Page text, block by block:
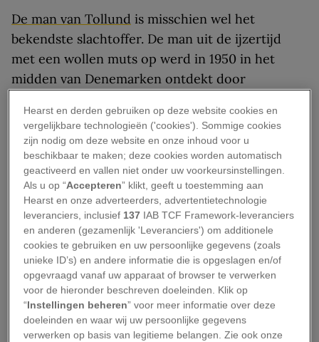
De man van Tollund is misschien wel het
bekendste slachtoffer. De man uit de ijzertijd
met een wollen muts op werd in 1950 in het
midden van Denemarken ontdekt door
leren strop waarmee hij rond 350 v. Chr. werd
gewurgd.
In de meeste gevallen was de doodsoorzaak van
de slachtoffers een klap met een stomp
voorwerp, een doorgesneden keel of verstikking.
Hoewel het voor archeologen duidelijk is hoe
mensen werden gedood, blijven de
gebeurtenissen die tot hun dood leidden vaag.
Waren dit willekeurige moorden ofceremoniële
moorden? En als ditrituele offerswaren, hoe
werden de slachtoffers dan uitgekozen. Kregen
Hearst en derden gebruiken op deze website cookies en
vergelijkbare technologieën ('cookies'). Sommige cookies
zijn nodig om deze website en onze inhoud voor u
beschikbaar te maken; deze cookies worden automatisch
geactiveerd en vallen niet onder uw voorkeursinstellingen.
Als u op “Accepteren” klikt, geeft u toestemming aan
Hearst en onze adverteerders, advertentietechnologie
leveranciers, inclusief 137 IAB TCF Framework-leveranciers
en anderen (gezamenlijk 'Leveranciers') om additionele
cookies te gebruiken en uw persoonlijke gegevens (zoals
unieke ID’s) en andere informatie die is opgeslagen en/of
opgevraagd vanaf uw apparaat of browser te verwerken
voor de hieronder beschreven doeleinden. Klik op
“Instellingen beheren” voor meer informatie over deze
doeleinden en waar wij uw persoonlijke gegevens
verwerken op basis van legitieme belangen. Zie ook onze